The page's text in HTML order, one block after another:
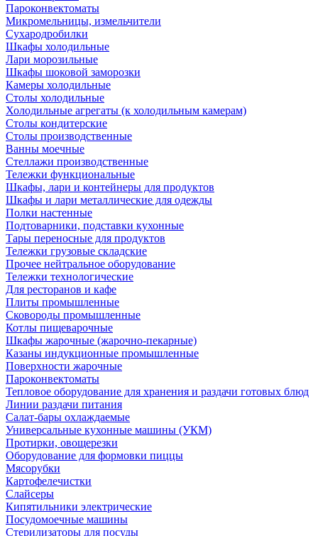
Пароконвектоматы
Микромельницы, измельчители
Сухародробилки
Шкафы холодильные
Лари морозильные
Шкафы шоковой заморозки
Камеры холодильные
Столы холодильные
Холодильные агрегаты (к холодильным камерам)
Столы кондитерские
Столы производственные
Ванны моечные
Стеллажи производственные
Тележки функциональные
Шкафы, лари и контейнеры для продуктов
Шкафы и лари металлические для одежды
Полки настенные
Подтоварники, подставки кухонные
Тары переносные для продуктов
Тележки грузовые складские
Прочее нейтральное оборудование
Тележки технологические
Для ресторанов и кафе
Плиты промышленные
Сковороды промышленные
Котлы пищеварочные
Шкафы жарочные (жарочно-пекарные)
Казаны индукционные промышленные
Поверхности жарочные
Пароконвектоматы
Тепловое оборудование для хранения и раздачи готовых блюд
Линии раздачи питания
Салат-бары охлаждаемые
Универсальные кухонные машины (УКМ)
Протирки, овощерезки
Оборудование для формовки пиццы
Мясорубки
Картофелечистки
Слайсеры
Кипятильники электрические
Посудомоечные машины
Стерилизаторы для посуды